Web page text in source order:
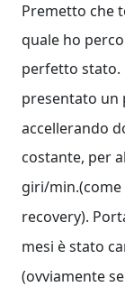
Premetto che
quale ho
perfetto stato.
presentato un
accellerando
costante, per
giri/min.(come
recovery).
mesi è stato
(ovviamente